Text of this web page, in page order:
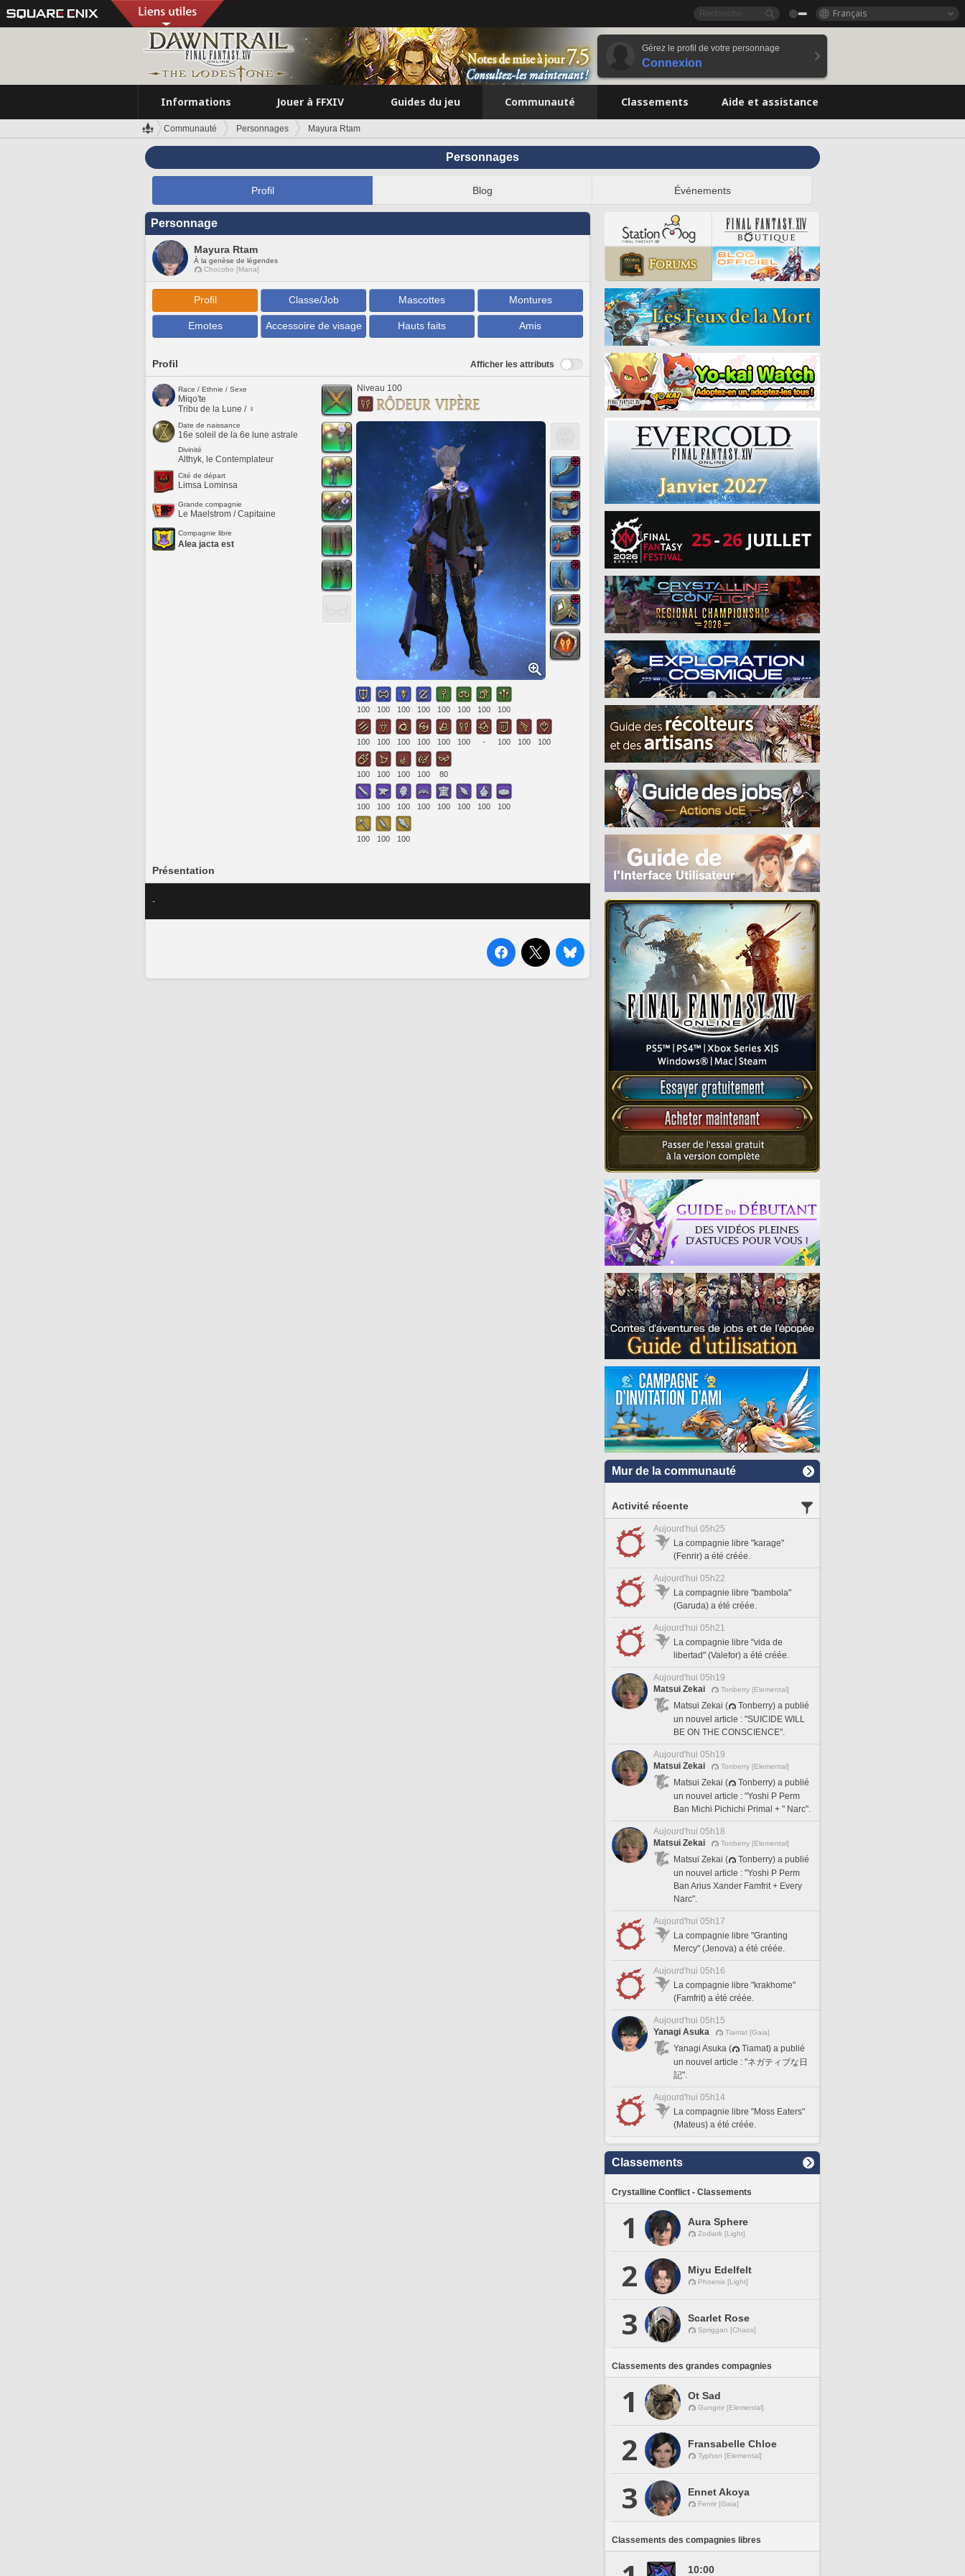
Français
Gérez le profil de votre personnage
Connexion
Informations Jouer à FFXIV Guides du jeu Communauté Classements Aide et assistance
Communauté Personnages Mayura Rtam
Personnages
Profil Blog Événements
Personnage
Mayura Rtam
À la genèse de légendes
Chocobo [Mana]
Profil Classe/Job Mascottes Montures
Emotes Accessoire de visage Hauts faits Amis
Profil Afficher les attributs
Race / Ethnie / Sexe
Miqo'te
Tribu de la Lune / ♀
Date de naissance
16e soleil de la 6e lune astrale
Divinité
Althyk, le Contemplateur
Cité de départ
Limsa Lominsa
Grande compagnie
Le Maelstrom / Capitaine
Compagnie libre
Alea jacta est
Niveau 100
100 100 100 100 100 100 100 100
100 100 100 100 100 100 - 100 100 100
100 100 100 100 80
100 100 100 100 100 100 100 100
100 100 100
Présentation
-
Mur de la communauté
Activité récente
Aujourd'hui 05h25
La compagnie libre "karage"
(Fenrir) a été créée.
Aujourd'hui 05h22
La compagnie libre "bambola"
(Garuda) a été créée.
Aujourd'hui 05h21
La compagnie libre "vida de
libertad" (Valefor) a été créée.
Aujourd'hui 05h19
Matsui Zekai
Tonberry [Elemental]
Matsui Zekai (
Tonberry) a publié
un nouvel article : "SUICIDE WILL
BE ON THE CONSCIENCE".
Aujourd'hui 05h19
Matsui Zekai
Tonberry [Elemental]
Matsui Zekai (
Tonberry) a publié
un nouvel article : "Yoshi P Perm
Ban Michi Pichichi Primal + " Narc".
Aujourd'hui 05h18
Matsui Zekai
Tonberry [Elemental]
Matsui Zekai (
Tonberry) a publié
un nouvel article : "Yoshi P Perm
Ban Arius Xander Famfrit + Every
Narc".
Aujourd'hui 05h17
La compagnie libre "Granting
Mercy" (Jenova) a été créée.
Aujourd'hui 05h16
La compagnie libre "krakhome"
(Famfrit) a été créée.
Aujourd'hui 05h15
Yanagi Asuka
Tiamat [Gaia]
Yanagi Asuka (
Tiamat) a publié
un nouvel article : "ネガティブな日
記".
Aujourd'hui 05h14
La compagnie libre "Moss Eaters"
(Mateus) a été créée.
Classements
Crystalline Conflict - Classements
1 Aura Sphere
Zodiark [Light]
2 Miyu Edelfelt
Phoenix [Light]
3 Scarlet Rose
Spriggan [Chaos]
Classements des grandes compagnies
1 Ot Sad
Gungnir [Elemental]
2 Fransabelle Chloe
Typhon [Elemental]
3 Ennet Akoya
Fenrir [Gaia]
Classements des compagnies libres
10:00